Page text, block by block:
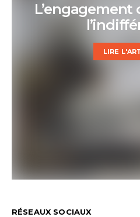
L’engagement
LIRE
RÉSEAUX SOCIAUX